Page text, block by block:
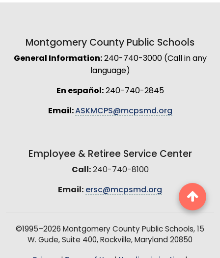
Montgomery County Public Schools
General Information:240-740-3000 (Call in any
language)
En español:240-740-2845
Email:ASKMCPS@mcpsmd.org
Employee & Retiree Service Center
Call:240-740-8100
Email: ersc@mcpsmd.org
©1995–2026 Montgomery County Public Schools, 15
W. Gude, Suite 400, Rockville, Maryland 20850